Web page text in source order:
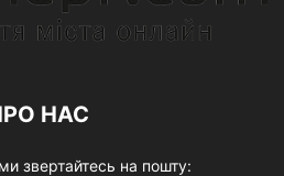
НАС
звертайтесь на пошту: